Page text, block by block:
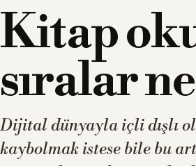
Kitap
sıralar
Dijital dünyayla içli dışlı
kaybolmak istese bile bu